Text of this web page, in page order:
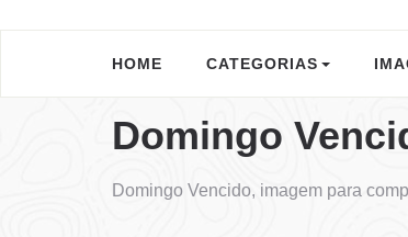
HOME CATEGORIAS
Domingo
Domingo Vencido, imagem para